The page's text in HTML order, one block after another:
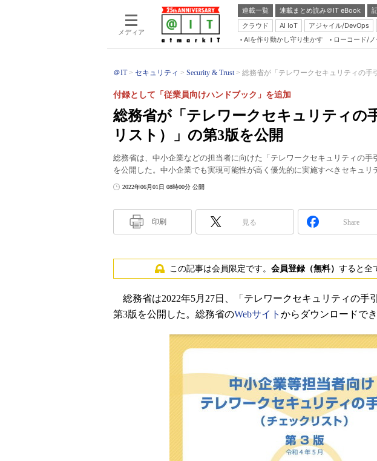
メディア
連載一覧 連載まとめ読み＠IT eBook
クラウド
AI IoT アジャイル/DevOps
AIを作り動かし守り生かす ローコード/
＠IT セキュリティ Security & Trust 総務省が「テレワークセキュリティの手
総務省が「テレワークセキュリティの
リスト）」の第3版を公開
付録として「従業員向けハンドブック」を追加
総務省は、中小企業などの担当者に向けた「テレワークセキュリティの手
を公開した。中小企業でも実現可能性が高く優先的に実施すべきセキュリ
2022年06月01日 08時00分 公開
印刷 見る Share
この記事は会員限定です。 会員登録（無料） すると全
総務省は2022年5月27日、「テレワークセキュリティの手
第3版を公開した。総務省のWebサイト からダウンロードでき